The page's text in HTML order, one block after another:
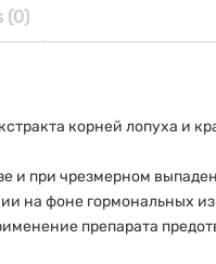
(0)
корней лопуха и
и при чрезмерном
на фоне гормональных
препарата